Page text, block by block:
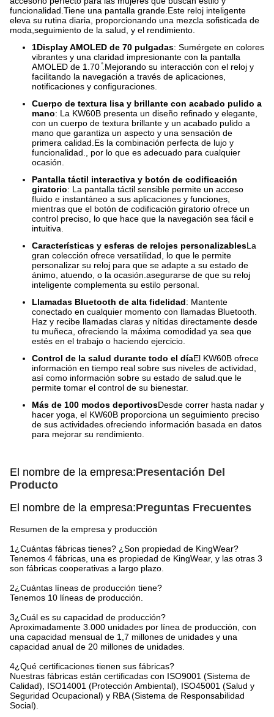
funcionalidad.Tiene una pantalla grande.Este reloj inteligente
eleva su rutina diaria, proporcionando una mezcla sofisticada de
moda,seguimiento de la salud, y el rendimiento.
1Display AMOLED de 70 pulgadas: Sumérgete en colores
vibrantes y una claridad impresionante con la pantalla
AMOLED de 1.70 ̊.Mejorando su interacción con el reloj y
facilitando la navegación a través de aplicaciones,
notificaciones y configuraciones.
Cuerpo de textura lisa y brillante con acabado pulido a
mano: La KW60B presenta un diseño refinado y elegante,
con un cuerpo de textura brillante y un acabado pulido a
mano que garantiza un aspecto y una sensación de
primera calidad.Es la combinación perfecta de lujo y
funcionalidad., por lo que es adecuado para cualquier
ocasión.
Pantalla táctil interactiva y botón de codificación
giratorio: La pantalla táctil sensible permite un acceso
fluido e instantáneo a sus aplicaciones y funciones,
mientras que el botón de codificación giratorio ofrece un
control preciso, lo que hace que la navegación sea fácil e
intuitiva.
Características y esferas de relojes personalizablesLa
gran colección ofrece versatilidad, lo que le permite
personalizar su reloj para que se adapte a su estado de
ánimo, atuendo, o la ocasión.asegurarse de que su reloj
inteligente complementa su estilo personal.
Llamadas Bluetooth de alta fidelidad: Mantente
conectado en cualquier momento con llamadas Bluetooth.
Haz y recibe llamadas claras y nítidas directamente desde
tu muñeca, ofreciendo la máxima comodidad ya sea que
estés en el trabajo o haciendo ejercicio.
Control de la salud durante todo el díaEl KW60B ofrece
información en tiempo real sobre sus niveles de actividad,
así como información sobre su estado de salud.que le
permite tomar el control de su bienestar.
Más de 100 modos deportivosDesde correr hasta nadar y
hacer yoga, el KW60B proporciona un seguimiento preciso
de sus actividades.ofreciendo información basada en datos
para mejorar su rendimiento.
El nombre de la empresa:Presentación Del
Producto
El nombre de la empresa:Preguntas Frecuentes
Resumen de la empresa y producción
1¿Cuántas fábricas tienes? ¿Son propiedad de KingWear?
Tenemos 4 fábricas, una es propiedad de KingWear, y las otras 3
son fábricas cooperativas a largo plazo.
2¿Cuántas líneas de producción tiene?
Tenemos 10 líneas de producción.
3¿Cuál es su capacidad de producción?
Aproximadamente 3.000 unidades por línea de producción, con
una capacidad mensual de 1,7 millones de unidades y una
capacidad anual de 20 millones de unidades.
4¿Qué certificaciones tienen sus fábricas?
Nuestras fábricas están certificadas con ISO9001 (Sistema de
Calidad), ISO14001 (Protección Ambiental), ISO45001 (Salud y
Seguridad Ocupacional) y RBA (Sistema de Responsabilidad
Social).